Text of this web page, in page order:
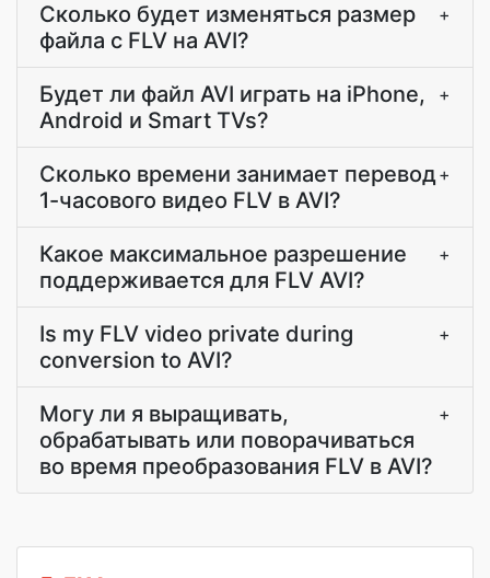
Сколько будет изменяться размер
файла с FLV на AVI?
+
Будет ли файл AVI играть на iPhone,
Android и Smart TVs?
+
Сколько времени занимает перевод
1-часового видео FLV в AVI?
+
Какое максимальное разрешение
поддерживается для FLV AVI?
+
Is my FLV video private during
conversion to AVI?
+
Могу ли я выращивать,
обрабатывать или поворачиваться
во время преобразования FLV в AVI?
+